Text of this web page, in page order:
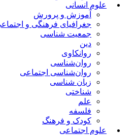
علوم انسانی
آموزش و پرورش
جغرافیای فرهنگی و
جمعیت شناسی
دین
روانکاوی
روان‌شناسی
روان‌شناسی اجتماعی
زبان شناسی
شناختی
علم
فلسفه
کودک و فرهنگ
علوم اجتماعی